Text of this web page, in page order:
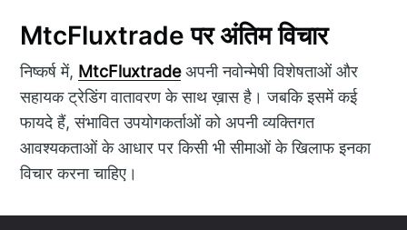
MtcFluxtrade पर अंतिम विचार
निष्कर्ष में, MtcFluxtradeअपनी नवोन्मेषी विशेषताओं और
सहायक ट्रेडिंग वातावरण के साथ ख़ास है। जबकि इसमें कई
फायदे हैं, संभावित उपयोगकर्ताओं को अपनी व्यक्तिगत
आवश्यकताओं के आधार पर किसी भी सीमाओं के खिलाफ इनका
विचार करना चाहिए।